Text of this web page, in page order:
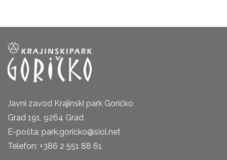
Javni zavod Krajinski park Goričko
Grad 191, 9264 Grad
E-pošta: park.goricko@siol.net
Telefon: +386 2 551 88 61